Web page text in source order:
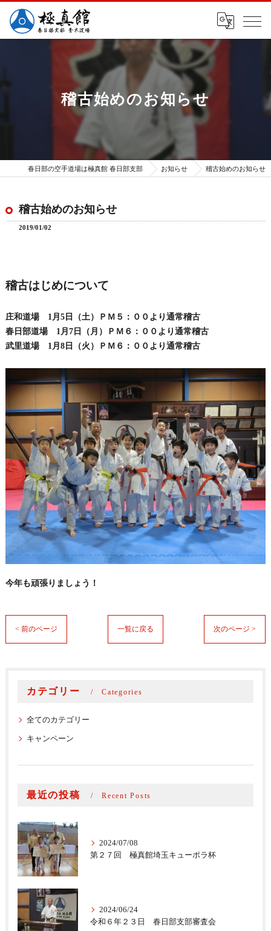
稽古始めのお知らせ
春日部の空手道場は極真館 春日部支部 お知らせ 稽古始めのお知らせ
稽古始めのお知らせ
2019/01/02
稽古はじめについて
庄和道場 1月5日（土）ＰＭ５：００より通常稽古
春日部道場 1月7日（月）ＰＭ６：００より通常稽古
武里道場 1月8日（火）ＰＭ６：００より通常稽古
今年も頑張りましょう！
< 前のページ 一覧に戻る 次のページ >
カテゴリー Categories
全てのカテゴリー
キャンペーン
最近の投稿 Recent Posts
2024/07/08
第２７回 極真館埼玉キューポラ杯
2024/06/24
令和６年２３日 春日部支部審査会